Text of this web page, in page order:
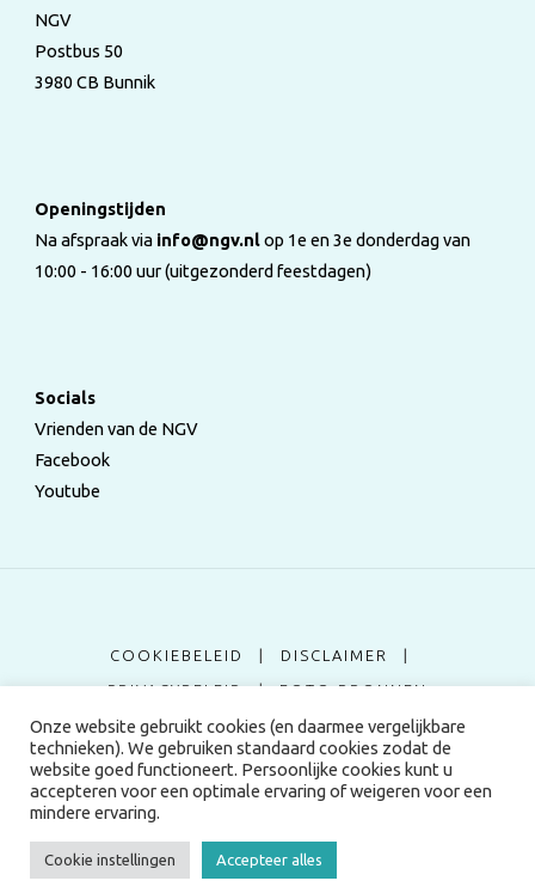
NGV
Postbus 50
3980 CB Bunnik
Openingstijden
Na afspraak via info@ngv.nlop 1e en 3e donderdag van
10:00 - 16:00 uur (uitgezonderd feestdagen)
Socials
Vrienden van de NGV
Facebook
Youtube
COOKIEBELEID | DISCLAIMER |
PRIVACYBELEID | FOTO BRONNEN
©2024 Nederlandse Genealogische Vereniging
Onze website gebruikt cookies (en daarmee vergelijkbare
technieken). We gebruiken standaard cookies zodat de
website goed functioneert. Persoonlijke cookies kunt u
accepteren voor een optimale ervaring of weigeren voor een
mindere ervaring.
Cookie instellingen Accepteer alles